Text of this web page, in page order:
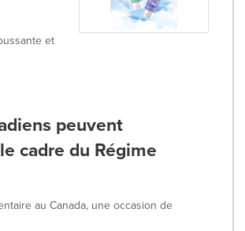
et
peuvent
cadre du Régime
au Canada, une occasion de